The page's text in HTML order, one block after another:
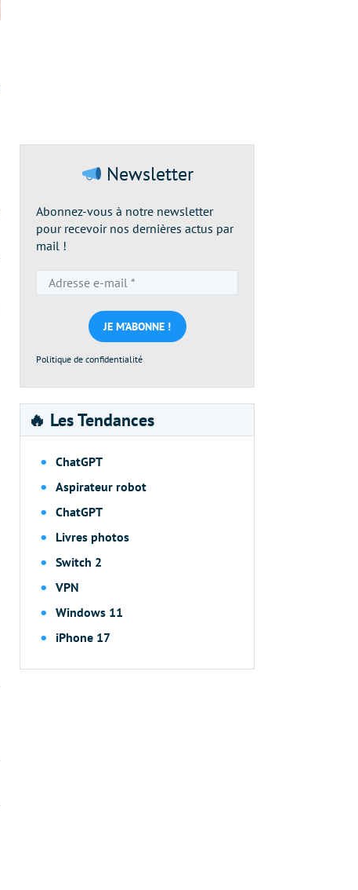
Newsletter
Abonnez-vous à notre newsletter
pour recevoir nos dernières actus par
mail !
e-
mail
*
Politique de confidentialité
🔥 Les Tendances
ChatGPT
Aspirateur robot
ChatGPT
Livres photos
Switch 2
VPN
Windows 11
iPhone 17